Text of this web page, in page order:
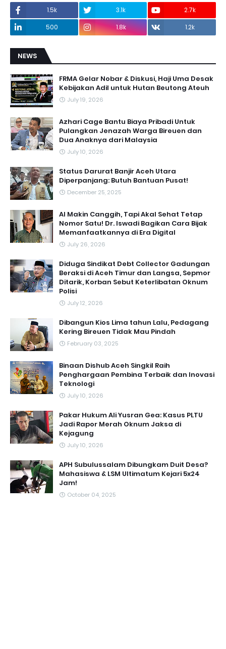
1.5k 3.1k
2.7k
500
1.8k 1.2k
NEWS
FRMA Gelar Nobar & Diskusi, Haji Uma Desak
Kebijakan Adil untuk Hutan Beutong Ateuh
July 19, 2026
Azhari Cage Bantu Biaya Pribadi Untuk
Pulangkan Jenazah Warga Bireuen dan
Dua Anaknya dari Malaysia
July 10, 2026
Status Darurat Banjir Aceh Utara
Diperpanjang: Butuh Bantuan Pusat!
December 25, 2025
AI Makin Canggih, Tapi Akal Sehat Tetap
Nomor Satu! Dr. Iswadi Bagikan Cara Bijak
Memanfaatkannya di Era Digital
July 26, 2026
Diduga Sindikat Debt Collector Gadungan
Beraksi di Aceh Timur dan Langsa, Sepmor
Ditarik, Korban Sebut Keterlibatan Oknum
Polisi
July 12, 2026
Dibangun Kios Lima tahun Lalu, Pedagang
Kering Bireuen Tidak Mau Pindah
February 03, 2025
Binaan Dishub Aceh Singkil Raih
Penghargaan Pembina Terbaik dan Inovasi
Teknologi
July 10, 2026
Pakar Hukum Ali Yusran Gea: Kasus PLTU
Jadi Rapor Merah Oknum Jaksa di
Kejagung
July 10, 2026
APH Subulussalam Dibungkam Duit Desa?
Mahasiswa & LSM Ultimatum Kejari 5x24
Jam!
October 04, 2025